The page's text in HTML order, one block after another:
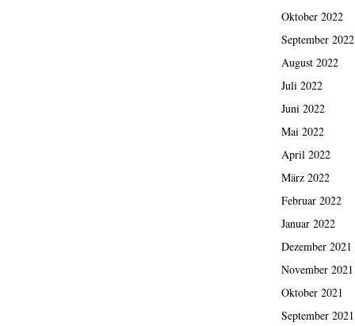
Oktober 2022
September 2022
August 2022
Juli 2022
Juni 2022
Mai 2022
April 2022
März 2022
Februar 2022
Januar 2022
Dezember 2021
November 2021
Oktober 2021
September 2021